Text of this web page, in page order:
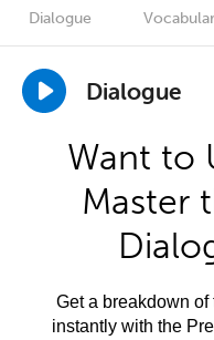
Dialogue
Dialogue
Want to
Master
Get a breakdown
instantly with the